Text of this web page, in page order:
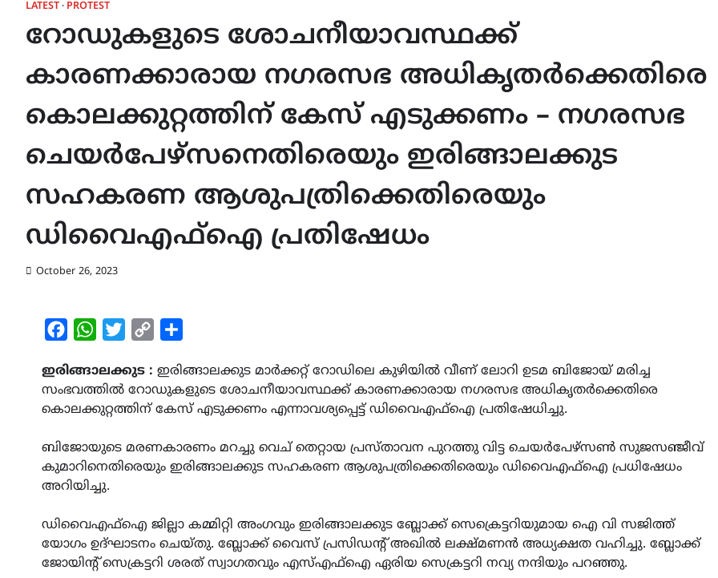
LATEST PROTEST
റോഡുകളുടെ ശോചനീയാവസ്ഥക്ക്
കാരണക്കാരായ നഗരസഭ അധികൃതർക്കെതിരെ
കൊലക്കുറ്റത്തിന് കേസ് എടുക്കണം – നഗരസഭ
ചെയർപേഴ്‌സനെതിരെയും ഇരിങ്ങാലക്കുട
സഹകരണ ആശുപത്രിക്കെതിരെയും
ഡിവൈഎഫ്ഐ പ്രതിഷേധം
October 26, 2023
FacebookWhatsAppTwitterCopy
ഇരിങ്ങാലക്കുട : ഇരിങ്ങാലക്കുട മാർക്കറ്റ് റോഡിലെ കുഴിയിൽ വീണ് ലോറി ഉടമ ബിജോയ്‌ മരിച്ച
സംഭവത്തിൽ റോഡുകളുടെ ശോചനീയാവസ്ഥക്ക് കാരണക്കാരായ നഗരസഭ അധികൃതർക്കെതിരെ
കൊലക്കുറ്റത്തിന് കേസ് എടുക്കണം എന്നാവശ്യപ്പെട്ട് ഡിവൈഎഫ്ഐ പ്രതിഷേധിച്ചു.
ബിജോയുടെ മരണകാരണം മറച്ചു വെച് തെറ്റായ പ്രസ്താവന പുറത്തു വിട്ട ചെയർപേഴ്സൺ സുജസഞ്ജീവ്‌
കുമാറിനെതിരെയും ഇരിങ്ങാലക്കുട സഹകരണ ആശുപത്രിക്കെതിരെയും ഡിവൈഎഫ്ഐ പ്രധിഷേധം
അറിയിച്ചു.
ഡിവൈഎഫ്ഐ ജില്ലാ കമ്മിറ്റി അംഗവും ഇരിങ്ങാലക്കുട ബ്ലോക്ക് സെക്രെട്ടറിയുമായ ഐ വി സജിത്ത്
യോഗം ഉദ്ഘാടനം ചെയ്തു. ബ്ലോക്ക് വൈസ് പ്രസിഡന്റ് അഖിൽ ലക്ഷ്മണൻ അധ്യക്ഷത വഹിച്ചു. ബ്ലോക്ക്
ജോയിന്റ് സെക്രട്ടറി ശരത് സ്വാഗതവും എസ്എഫ്ഐ ഏരിയ സെക്രട്ടറി നവ്യ നന്ദിയും പറഞ്ഞു.